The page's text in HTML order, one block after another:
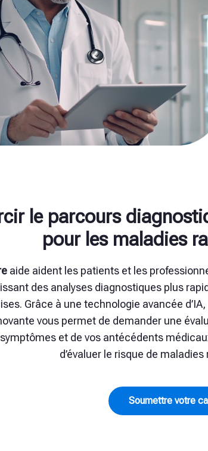
le parcours
pour les maladies
aide aident les patients et les
des analyses diagnostiques plus
Grâce à une technologie avancée
vous permet de demander une
et de vos antécédents
d’évaluer le risque de maladies
Soumettre votre